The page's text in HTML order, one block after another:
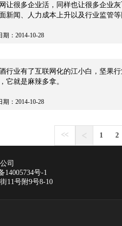
让很多企业活，同样也让很多企业
新闻、人力成本上升以及行业监管
期：2014-10-28
行业有了互联网化的江小白，坚果
它就是麻辣多拿。
期：2014-10-28
1 2
司
14005734号-1
11号附9号8-10